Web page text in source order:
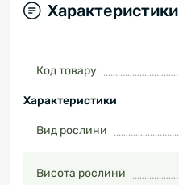
Характеристики
Код товару
Характеристики
Вид рослини
Висота рослини